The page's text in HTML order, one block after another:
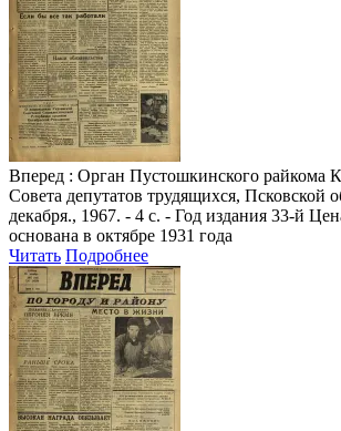
Вперед : Орган Пустошкинского райкома
Совета депутатов трудящихся, Псковской
декабря., 1967. - 4 с. - Год издания 33-й
основана в октябре 1931 года
Читать Подробнее